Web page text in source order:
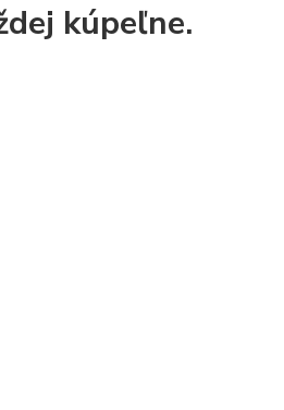
kúpeľne.